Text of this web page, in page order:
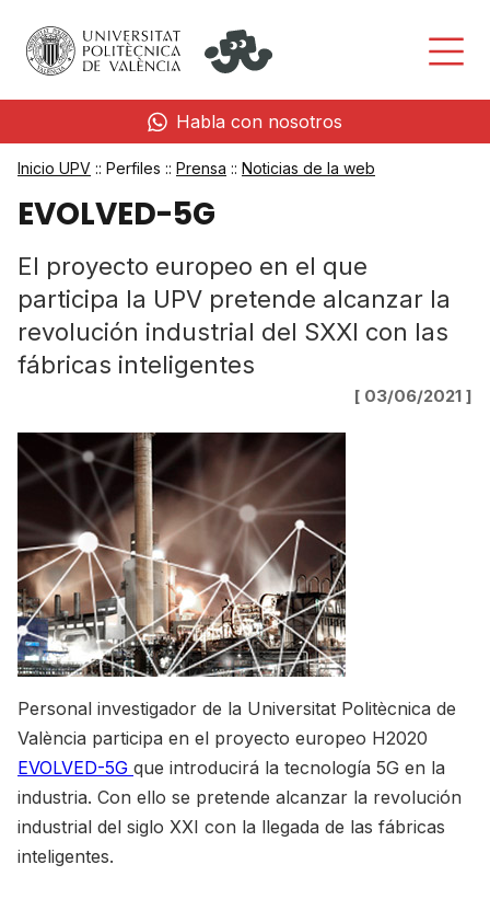
Habla con nosotros
Inicio UPV :: Perfiles :: Prensa :: Noticias de la web
EVOLVED-5G
El proyecto europeo en el que
participa la UPV pretende alcanzar la
revolución industrial del SXXI con las
fábricas inteligentes
[ 03/06/2021 ]
Personal investigador de la Universitat Politècnica de
València participa en el proyecto europeo H2020
EVOLVED-5G que introducirá la tecnología 5G en la
industria. Con ello se pretende alcanzar la revolución
industrial del siglo XXI con la llegada de las fábricas
inteligentes.